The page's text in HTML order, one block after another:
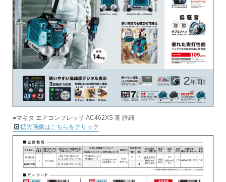
●マキタ エアコンプレッサ AC462XS 青 詳細
拡大画像はこちらをクリック